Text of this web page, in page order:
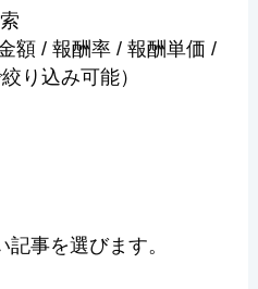
額 / 報酬率 / 報酬単価 /
り込み可能）
事を選びます。